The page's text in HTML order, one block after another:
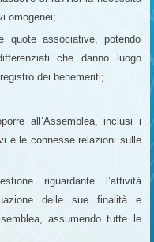
omogenei;
quote associative, potendo
che danno luogo
dei benemeriti;
all’Assemblea, inclusi i
e le connesse relazioni sulle
riguardante l’attività
delle sue finalità e
assumendo tutte le